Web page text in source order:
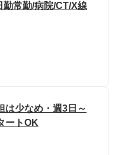
勤常勤/病院/CT/X線
は少なめ・週3日～
ートOK